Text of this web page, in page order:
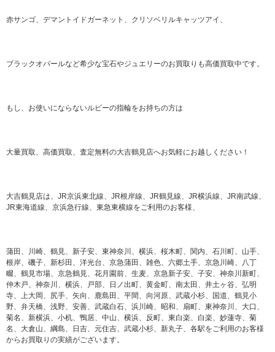
赤サンゴ、デマントイドガーネット、クリソベリルキャッツアイ、
ブラックオパールなど希少な宝石やジュエリーのお買取りも高価買取中です。
もし、お使いにならないルビーの指輪をお持ちの方は
大量買取、高価買取、査定無料の大吉鶴見店へお気軽にお越しください！
大吉鶴見店は、JR京浜東北線、JR根岸線、JR鶴見線、JR横浜線、JR南武線、
JR東海道線、京浜急行線、東急東横線をご利用のお客様、
蒲田、川崎、鶴見、新子安、東神奈川、横浜、桜木町、関内、石川町、山手、
根岸、磯子、新杉田、洋光台、京急蒲田、雑色、六郷土手、京急川崎、八丁
畷、鶴見市場、京急鶴見、花月園前、生麦、京急新子安、子安、神奈川新町、
仲木戸、神奈川、横浜、戸部、日ノ出町、黄金町、南太田、井土ヶ谷、弘明
寺、上大岡、尻手、矢向、鹿島田、平間、向河原、武蔵小杉、国道、鶴見小
野、弁天橋、浅野、安善、武蔵白石、浜川崎、昭和、扇町、東神奈川、大口、
菊名、新横浜、小机、鴨居、中山、横浜、反町、東白楽、白楽、妙蓮寺、菊
名、大倉山、綱島、日吉、元住吉、武蔵小杉、新丸子、各駅をご利用のお客様
からお買取りの実績がございます。